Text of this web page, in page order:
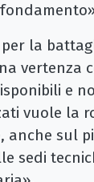
la
vertenza
e
vuole la
anche sul
sedi